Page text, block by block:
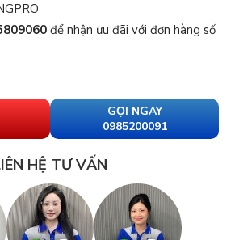
để nhận ưu đãi với đơn hàng số
GỌI NGAY
0985200091
HỆ TƯ VẤN